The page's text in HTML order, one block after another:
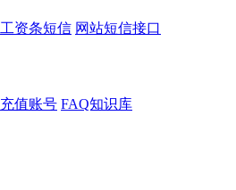
工资条短信 网站短信接口
充值账号 FAQ知识库